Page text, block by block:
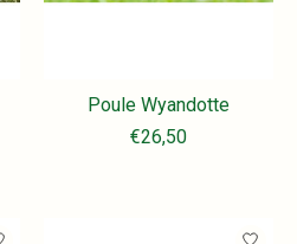
Poule Wyandotte
€26,50